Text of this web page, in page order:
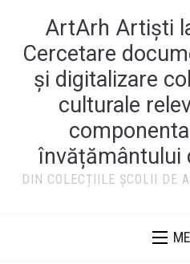
ArtArh Artiști
Cercetare
și digitalizare
culturale
învățământului
DIN COLECȚIILE ȘCOLII DE